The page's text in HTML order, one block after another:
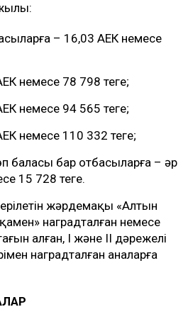
– 16,03 АЕК немесе
немесе 78 798 теңге;
немесе 94 565 теңге;
немесе 110 332 теңге;
баласы бар отбасыларға – әр
15 728 теңге.
жәрдемақы «Алтын
наградталған немесе
алған, І және ІІ дәрежелі
наградталған аналарға